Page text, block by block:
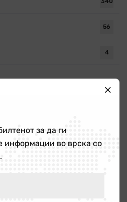
56
4
се шират во рацете и
за да ги
информации во врска со